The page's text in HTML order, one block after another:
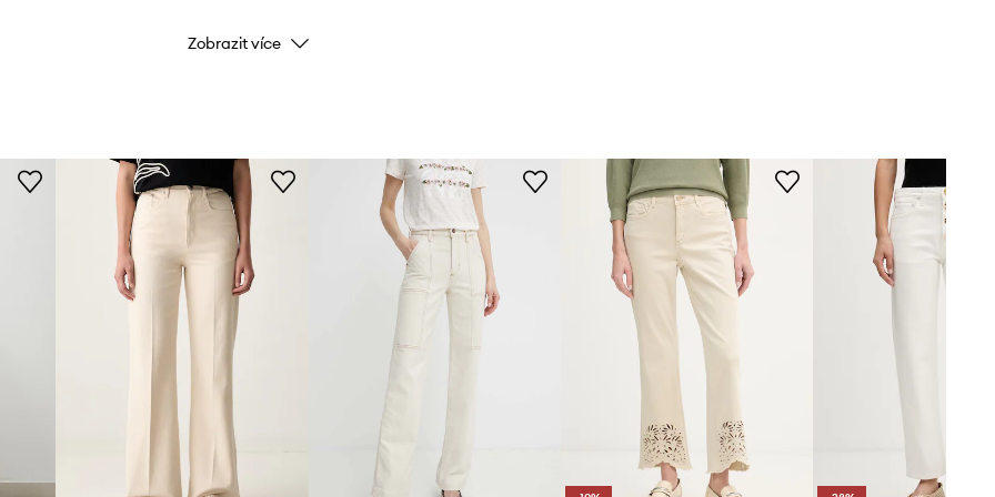
Barva
Výrobce
Velikosti uvedené v obchodě byly
přepočítány na standardní evropskou
tabulku velikostí. Na etiketě
dodaného produktu je uvedeno
původní označení výrobce.
Tabulka velikosti
Zobrazit více